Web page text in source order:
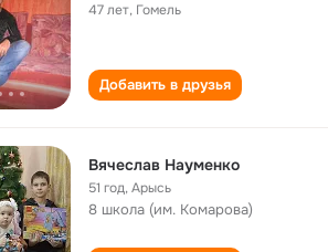
47 лет, Гомель
Добавить в друзья
Вячеслав Науменко
51 год,Арысь
8 школа (им. Комарова)